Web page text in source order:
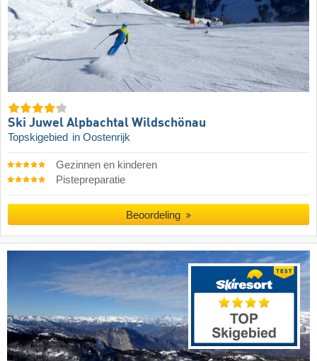
Ski Juwel Alpbachtal Wildschönau
Topskigebied in Oostenrijk
Gezinnen en kinderen
Pistepreparatie
Beoordeling